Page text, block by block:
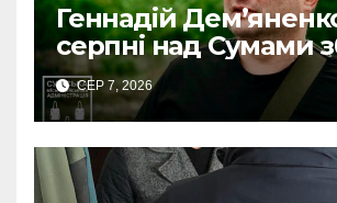
Геннадій
серпні над Сумами
КАБів
СЕР 7, 2026